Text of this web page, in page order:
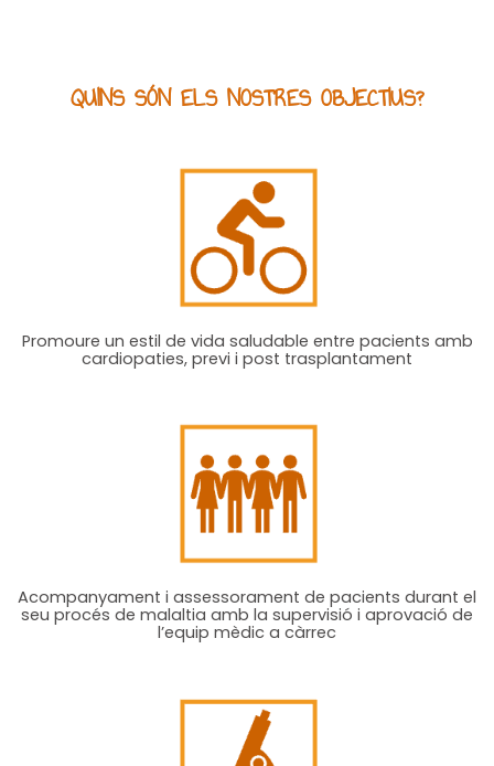
QUINS SÓN ELS NOSTRES OBJECTIUS?
Promoure un estil de vida saludable entre pacients amb
cardiopaties, previ i post trasplantament
Acompanyament i assessorament de pacients durant el
seu procés de malaltia amb la supervisió i aprovació de
l’equip mèdic a càrrec